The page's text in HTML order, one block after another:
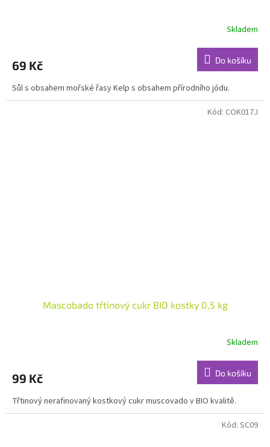
Skladem
69 Kč Do košíku
Sůl s obsahem mořské řasy Kelp s obsahem přírodního jódu.
Mascobado třtinový cukr BIO kostky 0,5 kg
Skladem
99 Kč Do košíku
Třtinový nerafinovaný kostkový cukr muscovado v BIO kvalitě.
Kód: COK017J
Kód: SC09